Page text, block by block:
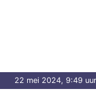
22 mei 2024, 9:49 uur